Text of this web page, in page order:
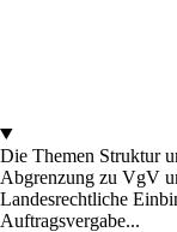
Die Themen Struktur
Abgrenzung zu VgV
Landesrechtliche
Auftragsvergabe...